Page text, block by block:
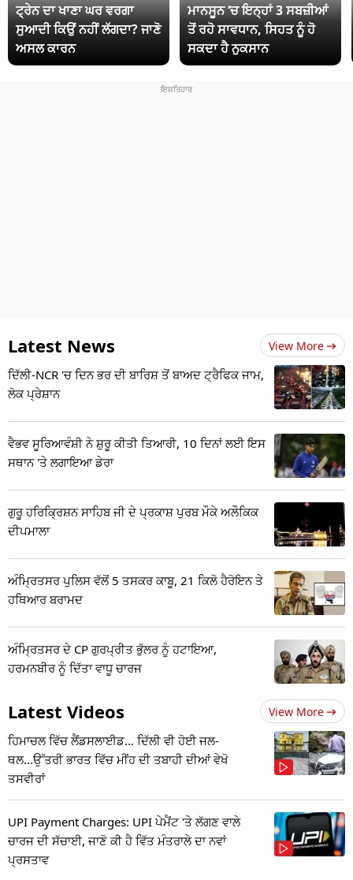
ਟ੍ਰੇਨ ਦਾ ਖਾਣਾ ਘਰ ਵਰਗਾ
ਸੁਆਦੀ ਕਿਉਂ ਨਹੀਂ ਲੱਗਦਾ? ਜਾਣੋ
ਅਸਲ ਕਾਰਨ
ਮਾਨਸੂਨ ‘ਚ ਇਨ੍ਹਾਂ 3 ਸਬਜ਼ੀਆਂ
ਤੋਂ ਰਹੋ ਸਾਵਧਾਨ, ਸਿਹਤ ਨੂੰ ਹੋ
ਸਕਦਾ ਹੈ ਨੁਕਸਾਨ
Latest News View More
ਦਿੱਲੀ-NCR 'ਚ ਦਿਨ ਭਰ ਦੀ ਬਾਰਿਸ਼ ਤੋਂ ਬਾਅਦ ਟ੍ਰੈਫਿਕ ਜਾਮ,
ਲੋਕ ਪ੍ਰੇਸ਼ਾਨ
ਵੈਭਵ ਸੂਰਿਆਵੰਸ਼ੀ ਨੇ ਸ਼ੁਰੂ ਕੀਤੀ ਤਿਆਰੀ, 10 ਦਿਨਾਂ ਲਈ ਇਸ
ਸਥਾਨ 'ਤੇ ਲਗਾਇਆ ਡੇਰਾ
ਗੁਰੂ ਹਰਿਕ੍ਰਿਸ਼ਨ ਸਾਹਿਬ ਜੀ ਦੇ ਪ੍ਰਕਾਸ਼ ਪੁਰਬ ਮੌਕੇ ਅਲੌਕਿਕ
ਦੀਪਮਾਲਾ
ਅੰਮ੍ਰਿਤਸਰ ਪੁਲਿਸ ਵੱਲੋਂ 5 ਤਸਕਰ ਕਾਬੂ, 21 ਕਿਲੋ ਹੈਰੋਇਨ ਤੇ
ਹਥਿਆਰ ਬਰਾਮਦ
ਅੰਮ੍ਰਿਤਸਰ ਦੇ CP ਗੁਰਪ੍ਰੀਤ ਭੁੱਲਰ ਨੂੰ ਹਟਾਇਆ,
ਹਰਮਨਬੀਰ ਨੂੰ ਦਿੱਤਾ ਵਾਧੂ ਚਾਰਜ
Latest Videos View More
ਹਿਮਾਚਲ ਵਿੱਚ ਲੈਂਡਸਲਾਈਡ... ਦਿੱਲੀ ਵੀ ਹੋਈ ਜਲ-
ਥਲ...ਉੱਤਰੀ ਭਾਰਤ ਵਿੱਚ ਮੀਂਹ ਦੀ ਤਬਾਹੀ ਦੀਆਂ ਵੇਖੋ
ਤਸਵੀਰਾਂ
UPI Payment Charges: UPI ਪੇਮੈਂਟ 'ਤੇ ਲੱਗਣ ਵਾਲੇ
ਚਾਰਜ ਦੀ ਸੱਚਾਈ, ਜਾਣੋ ਕੀ ਹੈ ਵਿੱਤ ਮੰਤਰਾਲੇ ਦਾ ਨਵਾਂ
ਪ੍ਰਸਤਾਵ